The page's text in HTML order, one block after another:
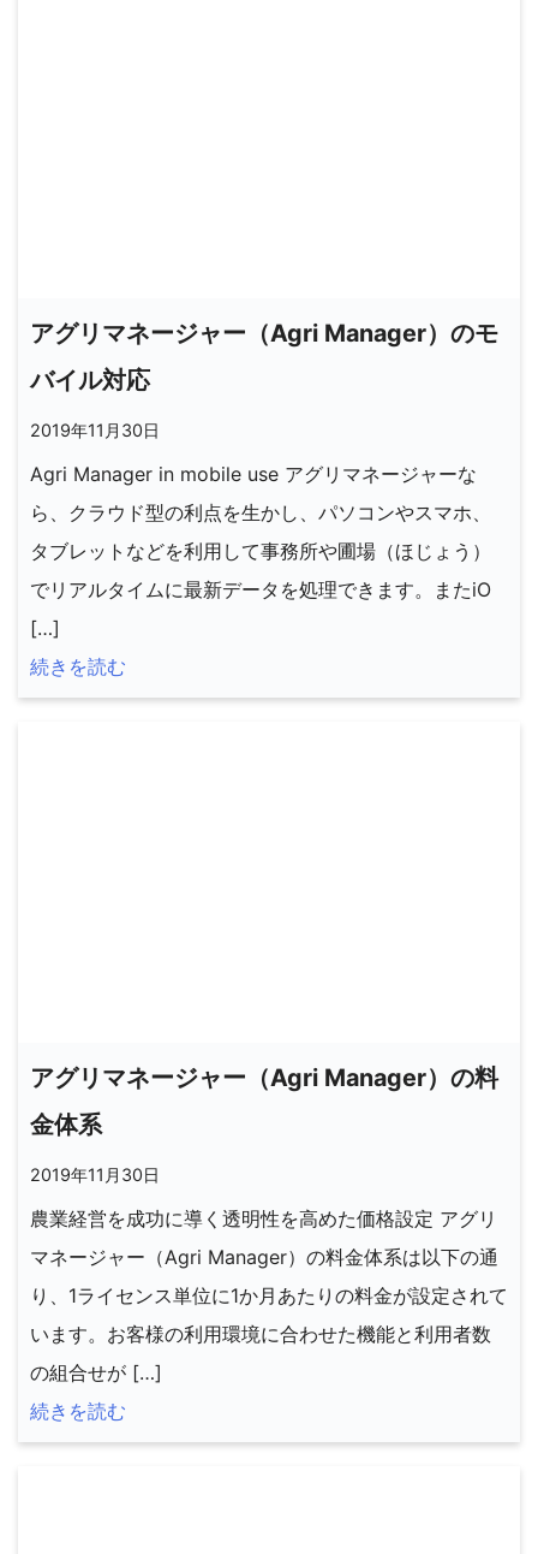
アグリマネージャー（Agri Manager）のモ
バイル対応
2019年11月30日
Agri Manager in mobile use アグリマネージャーな
ら、クラウド型の利点を生かし、パソコンやスマホ、
タブレットなどを利用して事務所や圃場（ほじょう）
でリアルタイムに最新データを処理できます。またiO
[…]
続きを読む
アグリマネージャー（Agri Manager）の料
金体系
2019年11月30日
農業経営を成功に導く透明性を高めた価格設定 アグリ
マネージャー（Agri Manager）の料金体系は以下の通
り、1ライセンス単位に1か月あたりの料金が設定されて
います。お客様の利用環境に合わせた機能と利用者数
の組合せが […]
続きを読む